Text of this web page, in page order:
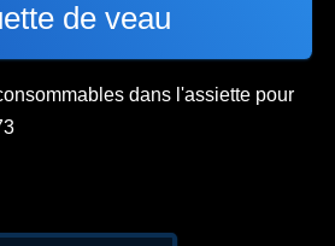
de veau
dans l'assiette pour